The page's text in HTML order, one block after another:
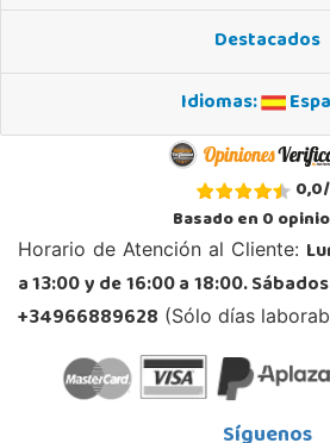
Destacados
Idiomas:
0,0/
Basado en0
Horario de Atención al Cliente:
a 13:00 y de 16:00 a 18:00.
+34966889628 (Sólo días